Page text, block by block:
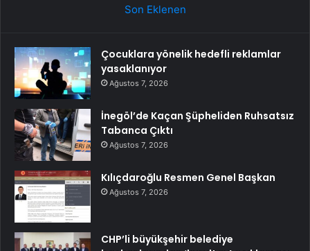
Son Eklenen
Çocuklara yönelik hedefli reklamlar
yasaklanıyor
Ağustos 7, 2026
İnegöl’de Kaçan Şüpheliden Ruhsatsız
Tabanca Çıktı
Ağustos 7, 2026
Kılıçdaroğlu Resmen Genel Başkan
Ağustos 7, 2026
CHP’li büyükşehir belediye